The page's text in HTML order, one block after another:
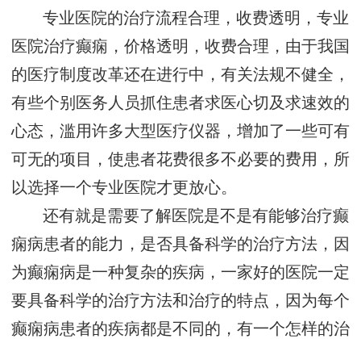
专业医院的治疗流程合理，收费透明，专业
医院治疗癫痫，价格透明，收费合理，由于我国
的医疗制度改革还在进行中，有关法规不健全，
有些个别医务人员抓住患者求医心切及求速效的
心态，滥用许多大型医疗仪器，增加了一些可有
可无的项目，使患者花费很多不必要的费用，所
以选择一个专业医院才更放心。
还有就是需要了解医院是不是有能够治疗癫
痫病患者的能力，是否具备科学的治疗方法，因
为癫痫病是一种复杂的疾病，一家好的医院一定
要具备科学的治疗方法和治疗的特点，因为每个
癫痫病患者的疾病都是不同的，有一个怎样的治